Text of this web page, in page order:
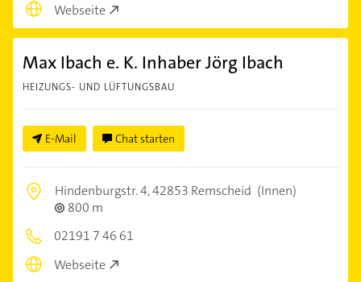
Webseite
Max Ibach e. K. Inhaber Jörg Ibach
HEIZUNGS- UND LÜFTUNGSBAU
E-Mail Chat starten
Hindenburgstr. 4,42853 Remscheid (Innen)
800 m
02191 7 46 61
Webseite